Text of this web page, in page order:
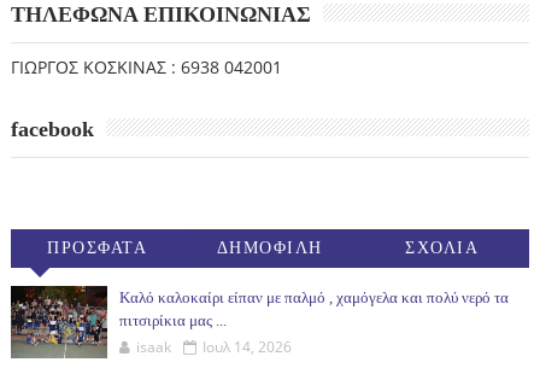
ΤΗΛΕΦΩΝΑ ΕΠΙΚΟΙΝΩΝΙΑΣ
ΓΙΩΡΓΟΣ ΚΟΣΚΙΝΑΣ : 6938 042001
facebook
ΠΡΟΣΦΑΤΑ ΔΗΜΟΦΙΛΗ ΣΧΟΛΙΑ
Καλό καλοκαίρι είπαν με παλμό , χαμόγελα και πολύ νερό τα
πιτσιρίκια μας ...
isaak Ιουλ 14, 2026